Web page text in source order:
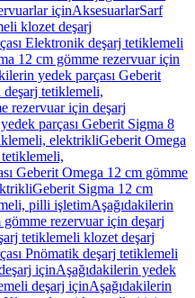
içinAksesuarlarSarf
klozet deşarj
Elektronik deşarj tetiklemeli
12 cm gömme rezervuar için
yedek parçası Geberit
tetiklemeli,
rezervuar için deşarj
parçası Geberit Sigma 8
elektrikliGeberit Omega
Geberit Omega 12 cm gömme
Geberit Sigma 12 cm
pilli işletimAşağıdakilerin
rezervuar için deşarj
tetiklemeli klozet deşarj
Pnömatik deşarj tetiklemeli
içinAşağıdakilerin yedek
deşarj içinAşağıdakilerin